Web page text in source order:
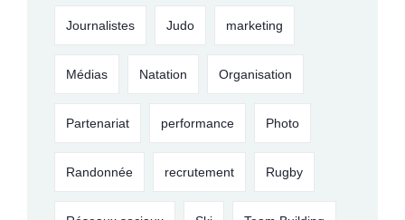
Journalistes Judo marketing
Médias Natation Organisation
Partenariat performance Photo
Randonnée recrutement Rugby